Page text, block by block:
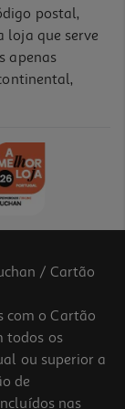
postal,
loja que serve
apenas
/ Cartão
com o Cartão
todos os
ou superior a
de
nas